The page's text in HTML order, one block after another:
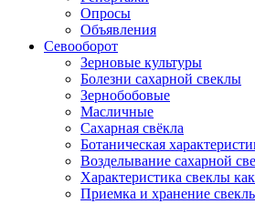
Опросы
Объявления
Севооборот
Зерновые культуры
Болезни сахарной свеклы
Зернобобовые
Масличные
Сахарная свёкла
Ботаническая
Возделывание сахарной
Характеристика свеклы
Приемка и хранение